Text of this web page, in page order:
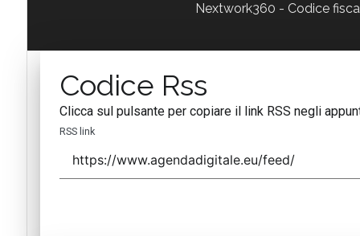
Nextwork360 - Codice
Codice Rss
Clicca sul pulsante per copiare il link RSS negli
RSS link